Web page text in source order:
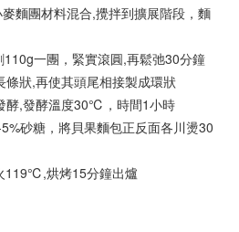
麵團材料混合,攪拌到擴展階段，麵
一團，緊實滾圓,再鬆弛30分鐘
狀,再使其頭尾相接製成環狀
酵,發酵溫度30℃，時間1小時
砂糖，將貝果麵包正反面各川燙30
烘烤15分鐘出爐